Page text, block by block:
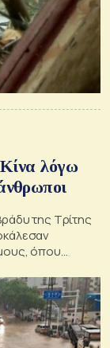
λόγω
της Τρίτης
όπου